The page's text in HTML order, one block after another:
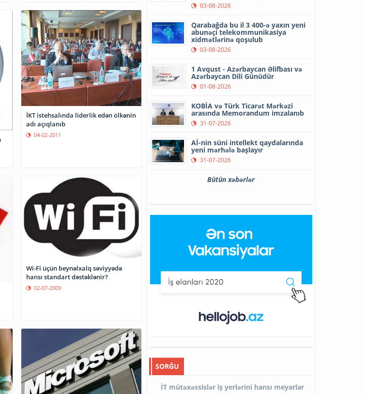
İKT istehsalında liderlik edən ölkənin
adı açıqlanıb
04-02-2011
Wi-Fi üçün beynəlxalq səviyyədə
hansı standart dəstəklənir?
02-07-2009
03-08-2026
Qarabağda bu il 3 400-ə yaxın yeni
abunəçi telekommunikasiya
xidmətlərinə qoşulub
03-08-2026
1 Avqust - Azərbaycan Əlifbası və
Azərbaycan Dili Günüdür
01-08-2026
KOBİA və Türk Ticarət Mərkəzi
arasında Memorandum imzalanıb
31-07-2026
Aİ-nin süni intellekt qaydalarında
yeni mərhələ başlayır
31-07-2026
Bütün xəbərlər
SORĞU
İT mütəxəssislər iş yerlərini hansı meyarlar